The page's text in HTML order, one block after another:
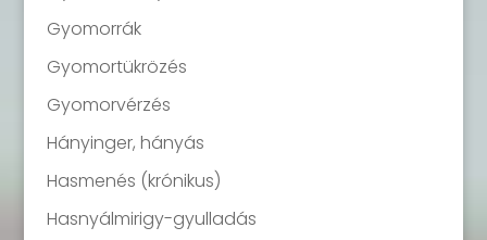
Gyomorrák
Gyomortükrözés
Gyomorvérzés
Hányinger, hányás
Hasmenés (krónikus)
Hasnyálmirigy-gyulladás